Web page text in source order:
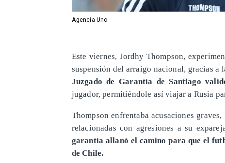
Agencia Uno
Este viernes, Jordhy Thompson,
suspensión del arraigo nacional, gracias
Juzgado de Garantía de Santiago
jugador, permitiéndole así viajar a Rusia
​Thompson enfrentaba acusaciones
relacionadas con agresiones a su
garantía allanó el camino para que el
de Chile.